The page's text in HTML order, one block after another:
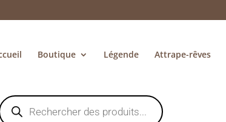
Boutique Légende Attrape-rêves
Recherche